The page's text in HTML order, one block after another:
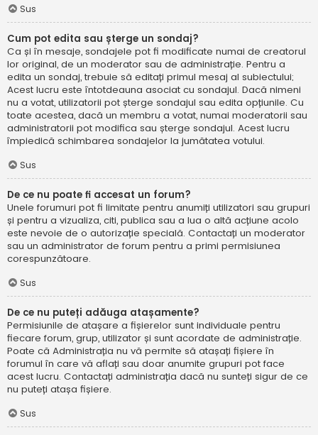
Sus
Cum pot edita sau șterge un sondaj?
Ca și în mesaje, sondajele pot fi modificate numai de creatorul
lor original, de un moderator sau de administrație. Pentru a
edita un sondaj, trebuie să editați primul mesaj al subiectului;
Acest lucru este întotdeauna asociat cu sondajul. Dacă nimeni
nu a votat, utilizatorii pot șterge sondajul sau edita opțiunile. Cu
toate acestea, dacă un membru a votat, numai moderatorii sau
administratorii pot modifica sau șterge sondajul. Acest lucru
împiedică schimbarea sondajelor la jumătatea votului.
Sus
De ce nu poate fi accesat un forum?
Unele forumuri pot fi limitate pentru anumiți utilizatori sau grupuri
și pentru a vizualiza, citi, publica sau a lua o altă acțiune acolo
este nevoie de o autorizație specială. Contactați un moderator
sau un administrator de forum pentru a primi permisiunea
corespunzătoare.
Sus
De ce nu puteți adăuga atașamente?
Permisiunile de atașare a fișierelor sunt individuale pentru
fiecare forum, grup, utilizator și sunt acordate de administrație.
Poate că Administrația nu vă permite să atașați fișiere în
forumul în care vă aflați sau doar anumite grupuri pot face
acest lucru. Contactați administrația dacă nu sunteți sigur de ce
nu puteți atașa fișiere.
Sus